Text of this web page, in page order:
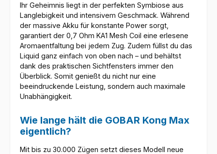
Ihr Geheimnis liegt in der perfekten Symbiose aus
Langlebigkeit und intensivem Geschmack. Während
der massive Akku für konstante Power sorgt,
garantiert der 0,7 Ohm KA1 Mesh Coil eine erlesene
Aromaentfaltung bei jedem Zug. Zudem füllst du das
Liquid ganz einfach von oben nach – und behältst
dank des praktischen Sichtfensters immer den
Überblick. Somit genießt du nicht nur eine
beeindruckende Leistung, sondern auch maximale
Unabhängigkeit.
Wie lange hält die GOBAR Kong Max
eigentlich?
Mit bis zu 30.000 Zügen setzt dieses Modell neue